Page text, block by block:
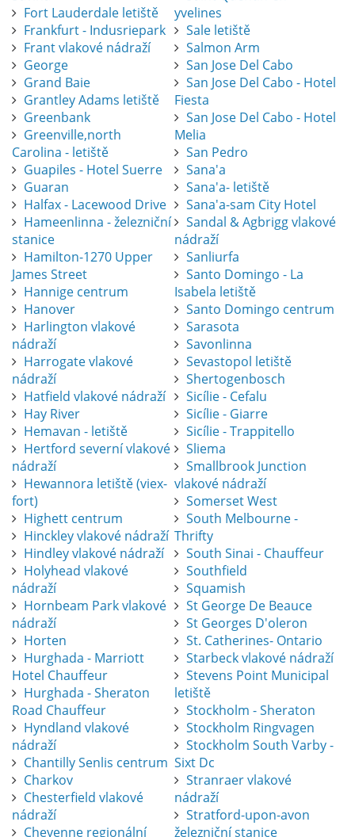
Fort Lauderdale letiště
Frankfurt - Indusriepark
Frant vlakové nádraží
George
Grand Baie
Grantley Adams letiště
Greenbank
Greenville,north
Carolina - letiště
Guapiles - Hotel Suerre
Guaran
Halfax - Lacewood Drive
Hameenlinna - železniční
stanice
Hamilton-1270 Upper
James Street
Hannige centrum
Hanover
Harlington vlakové
nádraží
Harrogate vlakové
nádraží
Hatfield vlakové nádraží
Hay River
Hemavan - letiště
Hertford severní vlakové
nádraží
Hewannora letiště (viex-
fort)
Highett centrum
Hinckley vlakové nádraží
Hindley vlakové nádraží
Holyhead vlakové
nádraží
Hornbeam Park vlakové
nádraží
Horten
Hurghada - Marriott
Hotel Chauffeur
Hurghada - Sheraton
Road Chauffeur
Hyndland vlakové
nádraží
Chantilly Senlis centrum
Charkov
Chesterfield vlakové
nádraží
Cheyenne regionální
yvelines
Sale letiště
Salmon Arm
San Jose Del Cabo
San Jose Del Cabo - Hotel
Fiesta
San Jose Del Cabo - Hotel
Melia
San Pedro
Sana'a
Sana'a- letiště
Sana'a-sam City Hotel
Sandal & Agbrigg vlakové
nádraží
Sanliurfa
Santo Domingo - La
Isabela letiště
Santo Domingo centrum
Sarasota
Savonlinna
Sevastopol letiště
Shertogenbosch
Sicílie - Cefalu
Sicílie - Giarre
Sicílie - Trappitello
Sliema
Smallbrook Junction
vlakové nádraží
Somerset West
South Melbourne -
Thrifty
South Sinai - Chauffeur
Southfield
Squamish
St George De Beauce
St Georges D'oleron
St. Catherines- Ontario
Starbeck vlakové nádraží
Stevens Point Municipal
letiště
Stockholm - Sheraton
Stockholm Ringvagen
Stockholm South Varby -
Sixt Dc
Stranraer vlakové
nádraží
Stratford-upon-avon
železniční stanice